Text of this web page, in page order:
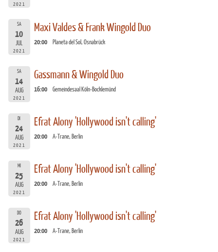
2021
SA
10
JUL
2021
Maxi Valdes & Frank Wingold Duo
20:00 Planeta del Sol, Osnabrück
SA
14
AUG
2021
Gassmann & Wingold Duo
16:00 Gemeindesaal Köln-Bocklemünd
DI
24
AUG
2021
Efrat Alony 'Hollywood isn't calling'
20:00 A-Trane, Berlin
MI
25
AUG
2021
Efrat Alony 'Hollywood isn't calling'
20:00 A-Trane, Berlin
DO
26
AUG
2021
Efrat Alony 'Hollywood isn't calling'
20:00 A-Trane, Berlin